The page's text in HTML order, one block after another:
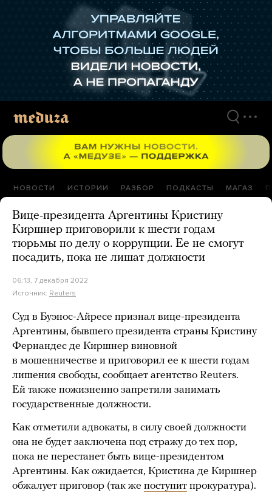
НОВОСТИ ИСТОРИИ РАЗБОР ПОДКАСТЫ МАГАЗ
Вице-президента Аргентины Кристину
Киршнер приговорили к шести годам
тюрьмы по делу о коррупции. Ее не смогут
посадить, пока не лишат должности
06:13, 7 декабря 2022
Источник: Reuters
Суд в Буэнос-Айресе признал вице-президента
Аргентины, бывшего президента страны Кристину
Фернандес де Киршнер виновной
в мошенничестве и приговорил ее к шести годам
лишения свободы, сообщает агентство Reuters.
Ей также пожизненно запретили занимать
государственные должности.
Как отметили адвокаты, в силу своей должности
она не будет заключена под стражу до тех пор,
пока не перестанет быть вице-президентом
Аргентины. Как ожидается, Кристина де Киршнер
обжалует приговор (так же поступит прокуратура).